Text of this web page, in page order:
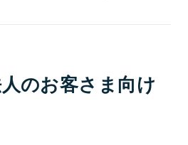
のお客さま向け